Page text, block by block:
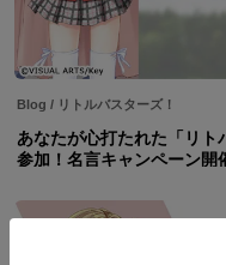
Blog / リトルバスターズ！
あなたが心打たれた「リト
参加！名言キャンペーン開